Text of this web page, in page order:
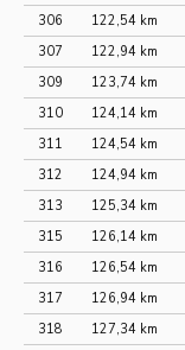
306
122,54 km
307
122,94 km
309
123,74 km
310
124,14 km
311
124,54 km
312
124,94 km
313
125,34 km
315
126,14 km
316
126,54 km
317
126,94 km
318
127,34 km